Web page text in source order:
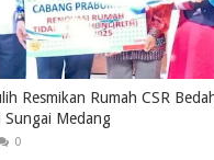
Resmikan Rumah CSR
Sungai Medang
0